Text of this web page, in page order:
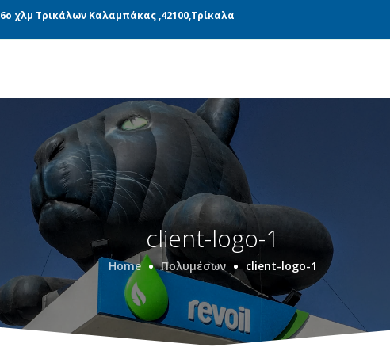
6o χλμ Τρικάλων Καλαμπάκας ,42100,Τρίκαλα
ΜΟΝΆΔΕΣ ΠΑΡΑΓΩΓΉΣ ΜΕΤΑΦΟΡΙΚΉ
client-logo-1
Home Πολυμέσων client-logo-1